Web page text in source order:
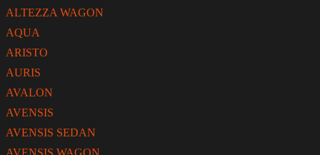
ALTEZZA WAGON
AQUA
ARISTO
AURIS
AVALON
AVENSIS
AVENSIS SEDAN
AVENSIS WAGON